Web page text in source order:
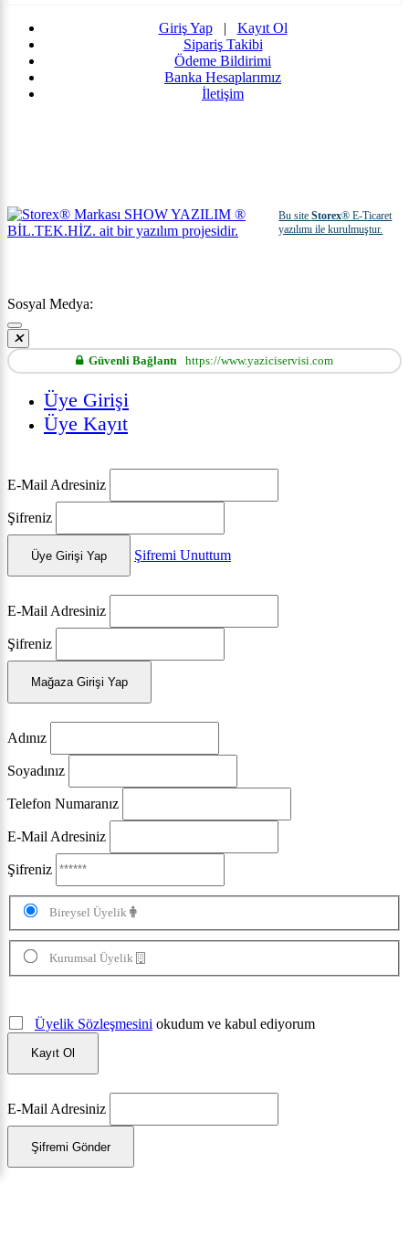
Giriş Yap| Kayıt Ol
Sipariş Takibi
Ödeme Bildirimi
Banka Hesaplarımız
İletişim
Bu siteStorex® E-Ticaret
yazılımı ile kurulmuştur.
Sosyal Medya:
Güvenli Bağlantı https://www.yaziciservisi.com
Üye Girişi
Üye Kayıt
E-Mail Adresiniz
Şifreniz
Üye Girişi Yap Şifremi Unuttum
E-Mail Adresiniz
Şifreniz
Mağaza Girişi Yap
Adınız
Soyadınız
Telefon Numaranız
E-Mail Adresiniz
Şifreniz
Bireysel Üyelik
Kurumsal Üyelik
Üyelik Sözleşmesini okudum ve kabul ediyorum
Kayıt Ol
E-Mail Adresiniz
Şifremi Gönder